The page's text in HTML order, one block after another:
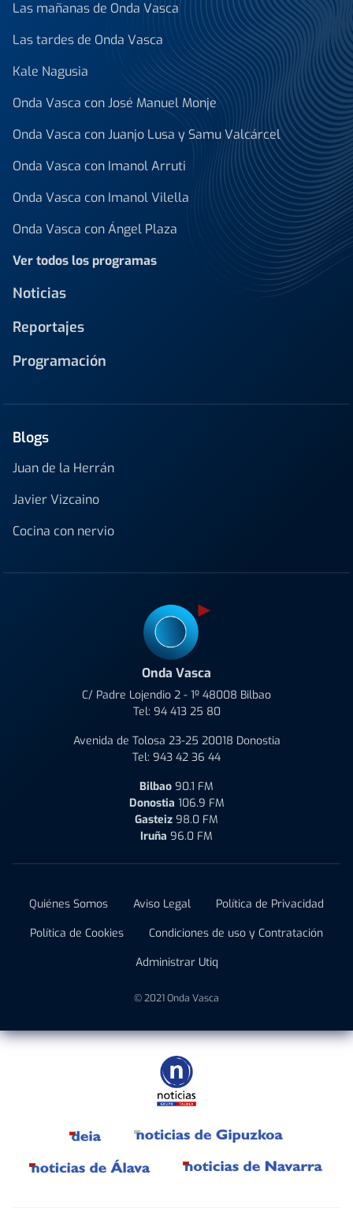
Las mañanas de Onda Vasca
Las tardes de Onda Vasca
Kale Nagusia
Onda Vasca con José Manuel Monje
Onda Vasca con Juanjo Lusa y Samu Valcárcel
Onda Vasca con Imanol Arruti
Onda Vasca con Imanol Vilella
Onda Vasca con Ángel Plaza
Ver todos los programas
Noticias
Reportajes
Programación
Blogs
Juan de la Herrán
Javier Vizcaino
Cocina con nervio
Onda Vasca
C/ Padre Lojendio 2 - 1º 48008 Bilbao
Tel: 94 413 25 80
Avenida de Tolosa 23-25 20018 Donostia
Tel: 943 42 36 44
Bilbao 90.1 FM
Donostia 106.9 FM
Gasteiz 98.0 FM
Iruña 96.0 FM
Quiénes Somos Aviso Legal
Política de Privacidad
Política de Cookies
Condiciones de uso y Contratación
Administrar Utiq
© 2021 Onda Vasca